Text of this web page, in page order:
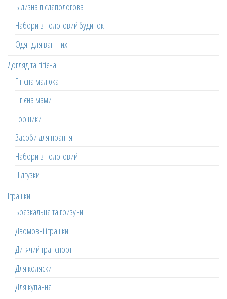
Білизна післяпологова
Набори в пологовий будинок
Одяг для вагітних
Догляд та гігієна
Гігієна малюка
Гігієна мами
Горщики
Засоби для прання
Набори в пологовий
Підгузки
Іграшки
Брязкальця та гризуни
Двомовні іграшки
Дитячий транспорт
Для коляски
Для купання